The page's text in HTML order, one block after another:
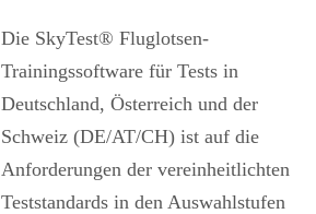
Die SkyTest® Fluglotsen-
Trainingssoftware für Tests in
Deutschland, Österreich und der
Schweiz (DE/AT/CH) ist auf die
Anforderungen der vereinheitlichten
Teststandards in den Auswahlstufen